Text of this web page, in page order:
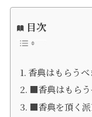
目次
香典はもらうべ
■香典はもら
■香典を頂く